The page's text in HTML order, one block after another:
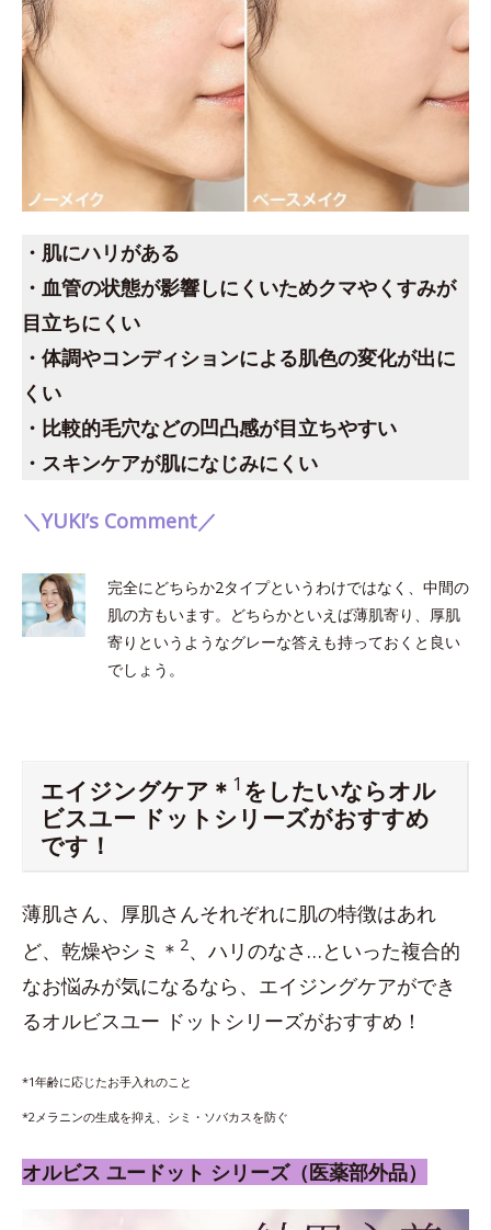
・肌にハリがある
・血管の状態が影響しにくいためクマやくすみが
目立ちにくい
・体調やコンディションによる肌色の変化が出に
くい
・比較的毛穴などの凹凸感が目立ちやすい
・スキンケアが肌になじみにくい
＼YUKI’s Comment／
完全にどちらか2タイプというわけではなく、中間の
肌の方もいます。どちらかといえば薄肌寄り、厚肌
寄りというようなグレーな答えも持っておくと良い
でしょう。
エイジングケア＊ 1 をしたいならオル
ビスユー ドットシリーズがおすすめ
です！
薄肌さん、厚肌さんそれぞれに肌の特徴はあれ
ど、乾燥やシミ＊ 2、ハリのなさ…といった複合的
なお悩みが気になるなら、エイジングケアができ
るオルビスユー ドットシリーズがおすすめ！
*1年齢に応じたお手入れのこと
*2メラニンの生成を抑え、シミ・ソバカスを防ぐ
オルビス ユードット シリーズ（医薬部外品）